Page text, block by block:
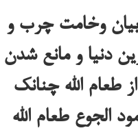
وخامت چرب و
دنیا و مانع شدن
طعام الله چنانک
الجوع طعام الله